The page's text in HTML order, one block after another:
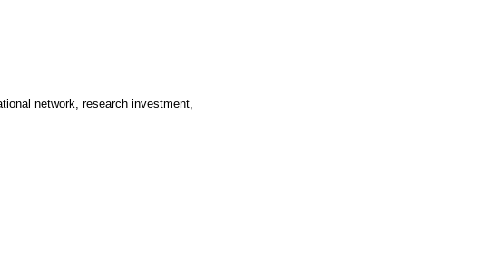
network, research investment,